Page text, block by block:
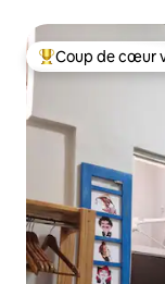
Coups de cœur
Coup de cœur